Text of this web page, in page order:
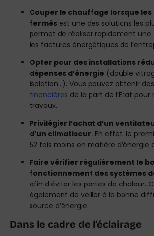
Couper le chauffage lorsque les
fermés est une des solutions les
permet de réaliser rapidement une
les factures énergétiques de
Opter pour des installations
dépenses d’énergie (double
isolation…). Vous pouvez obtenir des
financières de la part de l’Etat pour
travaux.
Privilégier l’achat d’un
d’un climatiseur. En effet, le
52 fois moins en matière d’énergie
Faire vérifier régulièrement le
fonctionnement des systèmes
afin d’éviter les pertes de chaleur.
également de veiller à la bonne
source d’énergie.
Dans le cadre de l’éclairage